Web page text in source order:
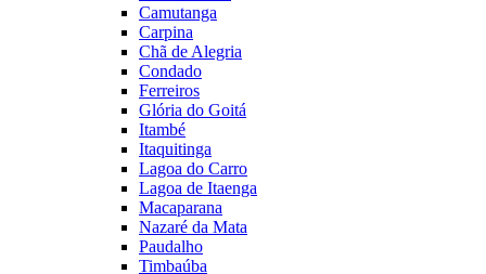
Camutanga
Carpina
Chã de Alegria
Condado
Ferreiros
Glória do Goitá
Itambé
Itaquitinga
Lagoa do Carro
Lagoa de Itaenga
Macaparana
Nazaré da Mata
Paudalho
Timbaúba